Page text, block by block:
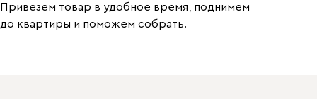
Привезем товар в удобное время, поднимем
до квартиры и поможем собрать.